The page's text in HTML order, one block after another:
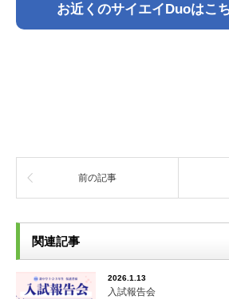
お近くのサイエイDuoはこ
前の記事
関連記事
2026.1.13
入試報告会